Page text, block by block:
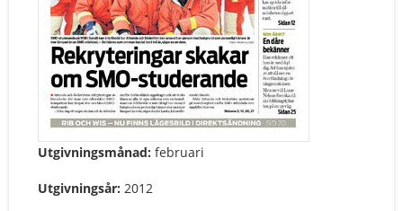
Utgivningsmånad: februari
Utgivningsår: 2012